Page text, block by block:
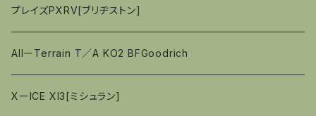
プレイズPXRV[ブリヂストン]
AllーTerrain T／A KO2 BFGoodrich
XーICE XI3[ミシュラン]